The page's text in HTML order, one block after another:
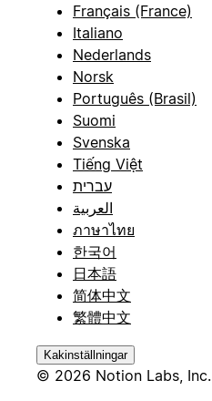
Français (France)
Italiano
Nederlands
Norsk
Português (Brasil)
Suomi
Svenska
Tiếng Việt
עברית
العربية
ภาษาไทย
한국어
日本語
简体中文
繁體中文
Kakinställningar
© 2026 Notion Labs, Inc.